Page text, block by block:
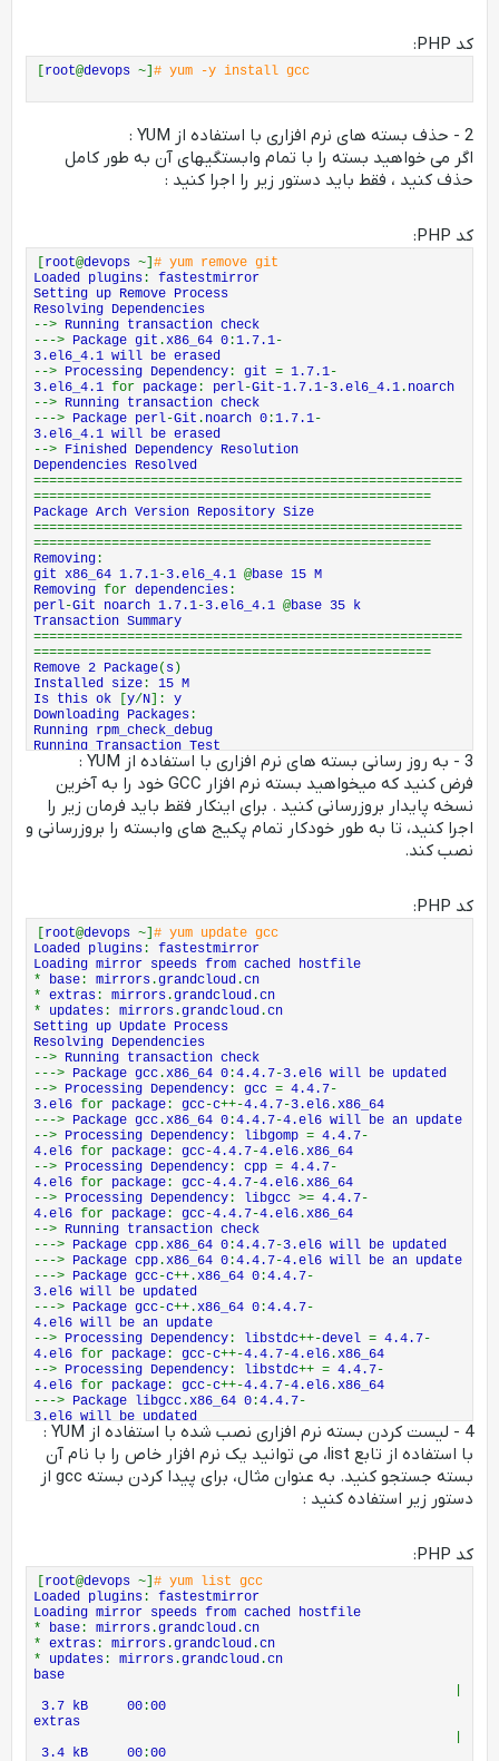
===================================================
Total download size:
5.0 M
Installed size
:
15 M
1.7.1- 3.el6_4.1 . x86_64 . rpm 4.6 MB 00 :03
Error- 0.17015-
4.el6 .noarch.rpm |29 kB 00: 00
1.7.1 -
.rpm|28 kB 00 :00
---------------------------------------------------
Total 1.1 MB/s|5.0 MB 00:04
Running rpm_check_debug
Running Transaction Test
Transaction Test Succeeded
Running Transaction
Installing :1 :perl-Error-0.17015
Installing: rsync-3.0.6 - 9.el6_4.1
Installing: perl Git-1.7.1
Installing:git-1.7.1-3.el6_4.1 x86_64 4
Verifying
:rsync-3.0.6 -9.el6_4.1 . x86_64 1/4
Verifying: git-1.7.1-3.el6_4.1
Verifying: perl -Git- 1.7.1 -3.el6_4.1.
Verifying : 1 : perl -Error
Installed:
git.x86_64 0 1.7.1-3.el6_4.1
Dependency Installed:
perl-Error.noarch 1:0.17015-4.el6 perl-
Git.noarch 0 1.7.1-3.el6_4.1 rsync.x86_64 0
9.el6_4.1
Complete!
[root@devops
کد PHP:
root@devops ~] # yum -y install gcc
2 - حذف بسته های نرم افزاری با استفاده از YUM :
اگر می خواهید بسته را با تمام وابستگیهای آن به طور کامل
حذف کنید ، فقط باید دستور زیر را اجرا کنید :
کد PHP:
root@devops ~] # yum remove git
Loaded plugins : fastestmirror
Setting up Remove Process
Resolving Dependencies
--> Running transaction check
---> Package git .x86_64 0 :1.7.1-
3.el6_4.1 will be erased
--> Processing Dependency : git = 1.7.1-
3.el6_4.1 for package : perl-Git -1.7.1-3.el6_4.1 . noarch
--> Running transaction check
---> Package perl-Git . noarch 0 :1.7.1-
3.el6_4.1 will be erased
--> Finished Dependency Resolution
Dependencies Resolved
=======================================================
===================================================
Package Arch Version Repository Size
=======================================================
===================================================
Removing :
git x86_64 1.7.1-3.el6_4.1 @base 15 M
Removing for dependencies :
perl-Git noarch 1.7.1-3.el6_4.1 @base 35 k
Transaction Summary
=======================================================
===================================================
Remove 2 Package( s )
Installed size : 15 M
Is this ok
y/N ]: y
Downloading Packages :
Running rpm_check_debug
Running Transaction Test
Transaction Test Succeeded
Running Transaction
Erasing :perl-Git- 1.7.1- 3.el6_4.1. noarch 1/
Erasing: git-1.7.1-3.el6_4.1. x86_64 2/2
Verifying:git-1.7.1- 3.el6_4.1. x86_64 1/2
Verifying : perl -Git 1.7.1 -3.el6_4.1 .noarch 2
Complete!
root@devops ~] #
3 - به روز رسانی بسته های نرم افزاری با استفاده از YUM :
فرض کنید که میخواهید بسته نرم افزار GCC خود را به آخرین
نسخه پایدار بروزرسانی کنید . برای اینکار فقط باید فرمان زیر را
اجرا کنید، تا به طور خودکار تمام پکیج های وابسته را بروزرسانی و
نصب کند.
کد PHP:
root@devops ~] # yum update gcc
Loaded plugins : fastestmirror
Loading mirror speeds from cached hostfile
* base : mirrors .grandcloud .cn
* extras : mirrors .grandcloud .cn
* updates : mirrors .grandcloud .cn
Setting up Update Process
Resolving Dependencies
--> Running transaction check
---> Package gcc .x86_64 0 :4.4.7-3.el6 will be updated
--> Processing Dependency : gcc = 4.4.7-
3.el6 for package : gcc-c++-4.4.7-3.el6 .x86_64
---> Package gcc .x86_64 0 :4.4.7-4.el6 will be an update
--> Processing Dependency : libgomp = 4.4.7-
4.el6 for package : gcc-4.4.7-4.el6 .x86_64
--> Processing Dependency : cpp = 4.4.7-
4.el6 for package : gcc-4.4.7-4.el6 .x86_64
--> Processing Dependency : libgcc >= 4.4.7-
4.el6 for package : gcc-4.4.7-4.el6 .x86_64
--> Running transaction check
---> Package cpp .x86_64 0 :4.4.7-3.el6 will be updated
---> Package cpp .x86_64 0 :4.4.7-4.el6 will be an update
---> Package gcc-c++.x86_64 0 :4.4.7-
3.el6 will be updated
---> Package gcc-c++.x86_64 0 :4.4.7-
4.el6 will be an update
--> Processing Dependency : libstdc++-devel = 4.4.7-
4.el6 for package : gcc-c++-4.4.7-4.el6 .x86_64
--> Processing Dependency : libstdc++ = 4.4.7-
4.el6 for package : gcc-c++-4.4.7-4.el6 .x86_64
---> Package libgcc .x86_64 0 :4.4.7-
3.el6 will be updated
---> Package libgcc.x86_64 0 :4.4.7
-
4.el6 will be an update
---> Package libgomp . x86_64 0:4.4.7-
3.el6 will be updated
4.4.7
---> Package libstdc ++.x86_64 0
4.el6 will be an update
--->Package libstdc++-devel. x86_64 0 : 4.4.7
3.el6 will be updated
--->Package libstdc++-devel.
4.el6 will be an update
-->Finished Dependency Resolution
Dependencies Resolved
=======================================================
===================================================
Package Arch Version Repository Size
=======================================================
4 - لیست کردن بسته نرم افزاری نصب شده با استفاده از YUM :
با استفاده از تابع list، می توانید یک نرم افزار خاص را با نام آن
بسته جستجو کنید. به عنوان مثال، برای پیدا کردن بسته gcc از
دستور زیر استفاده کنید :
کد PHP:
root@devops ~] # yum list gcc
Loaded plugins : fastestmirror
Loading mirror speeds from cached hostfile
* base : mirrors .grandcloud .cn
* extras : mirrors .grandcloud .cn
* updates : mirrors .grandcloud .cn
base
3.7 kB 00 :00
extras
3.4 kB 00 :00